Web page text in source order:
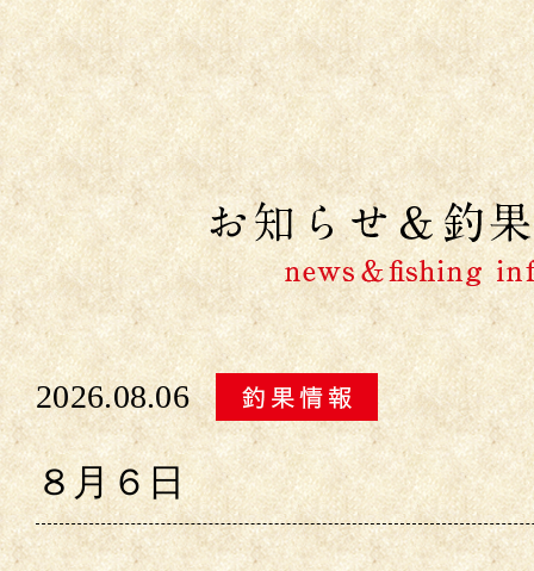
2026.08.06
８月６日